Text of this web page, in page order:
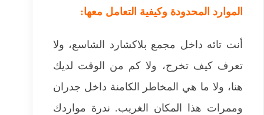
الموارد المحدودة وكيفية التعامل معها:
أنت تائه داخل مجمع بلاكشارد الشاسع، ولا
تعرف كيف تخرج، ولا كم من الوقت لديك
هنا، ولا ما هي المخاطر الكامنة داخل جدران
وممرات هذا المكان الغريب. ندرة مواردك